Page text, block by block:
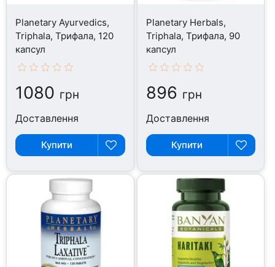
Planetary Ayurvedics,
Triphala, Трифала, 120
капсул
1080 грн
Доставлення
Купити
Planetary Herbals,
Triphala, Трифала, 90
капсул
896 грн
Доставлення
Купити